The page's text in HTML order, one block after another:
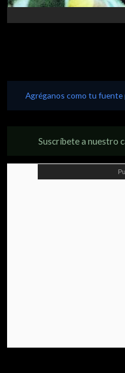
Agréganos como tu fuente
Suscríbete a nuestro